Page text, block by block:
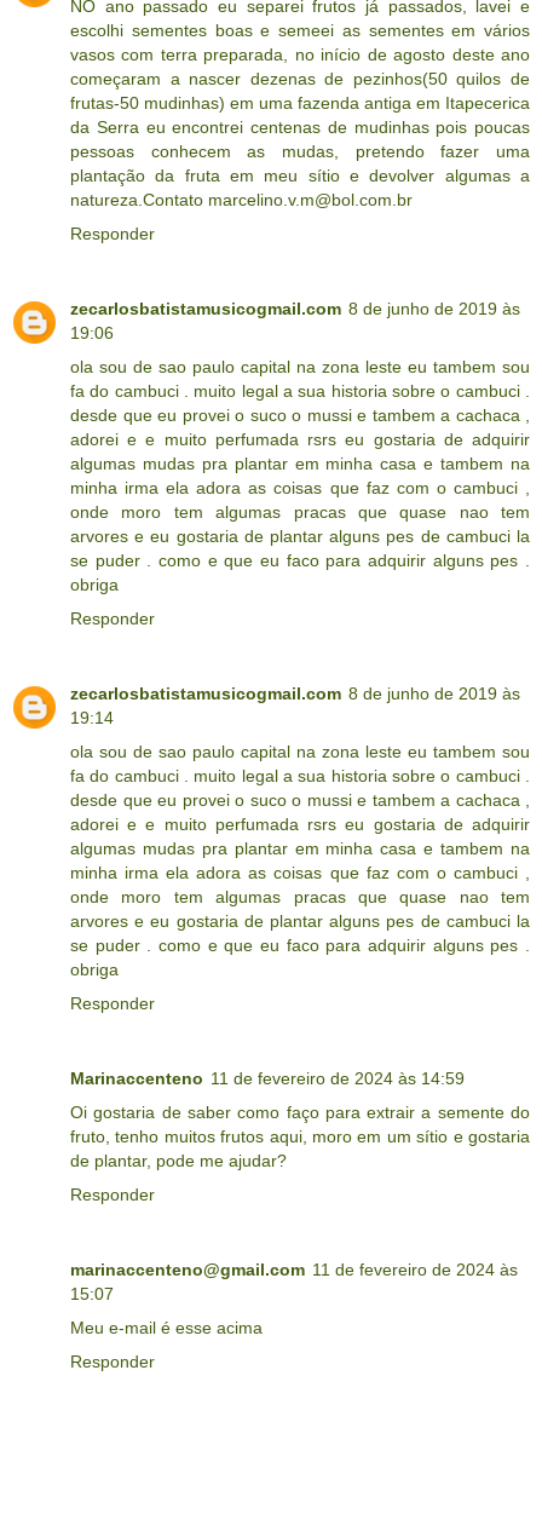
NO ano passado eu separei frutos já passados, lavei e
escolhi sementes boas e semeei as sementes em vários
vasos com terra preparada, no início de agosto deste ano
começaram a nascer dezenas de pezinhos(50 quilos de
frutas-50 mudinhas) em uma fazenda antiga em Itapecerica
da Serra eu encontrei centenas de mudinhas pois poucas
pessoas conhecem as mudas, pretendo fazer uma
plantação da fruta em meu sítio e devolver algumas a
natureza.Contato marcelino.v.m@bol.com.br
Responder
zecarlosbatistamusicogmail.com 8 de junho de 2019 às
19:06
ola sou de sao paulo capital na zona leste eu tambem sou
fa do cambuci . muito legal a sua historia sobre o cambuci .
desde que eu provei o suco o mussi e tambem a cachaca ,
adorei e e muito perfumada rsrs eu gostaria de adquirir
algumas mudas pra plantar em minha casa e tambem na
minha irma ela adora as coisas que faz com o cambuci ,
onde moro tem algumas pracas que quase nao tem
arvores e eu gostaria de plantar alguns pes de cambuci la
se puder . como e que eu faco para adquirir alguns pes .
obriga
Responder
zecarlosbatistamusicogmail.com 8 de junho de 2019 às
19:14
ola sou de sao paulo capital na zona leste eu tambem sou
fa do cambuci . muito legal a sua historia sobre o cambuci .
desde que eu provei o suco o mussi e tambem a cachaca ,
adorei e e muito perfumada rsrs eu gostaria de adquirir
algumas mudas pra plantar em minha casa e tambem na
minha irma ela adora as coisas que faz com o cambuci ,
onde moro tem algumas pracas que quase nao tem
arvores e eu gostaria de plantar alguns pes de cambuci la
se puder . como e que eu faco para adquirir alguns pes .
obriga
Responder
Marinaccenteno 11 de fevereiro de 2024 às 14:59
Oi gostaria de saber como faço para extrair a semente do
fruto, tenho muitos frutos aqui, moro em um sítio e gostaria
de plantar, pode me ajudar?
Responder
marinaccenteno@gmail.com 11 de fevereiro de 2024 às
15:07
Meu e-mail é esse acima
Responder